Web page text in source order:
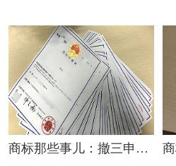
三
商标那些事儿：撤三申请